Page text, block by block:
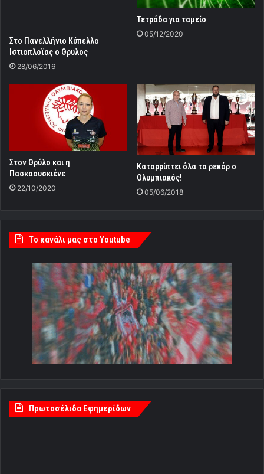
Στο Πανελλήνιο Κύπελλο
Ιστιοπλοϊας ο Θρυλος
28/06/2016
Τετράδα για ταμείο
05/12/2020
Στον Θρύλο και η
Πασκαουσκιένε
22/10/2020
Καταρρίπτει όλα τα ρεκόρ ο
Ολυμπιακός!
05/06/2018
Tο κανάλι μας στο Youtube
Πρωτοσέλιδα Εφημερίδων